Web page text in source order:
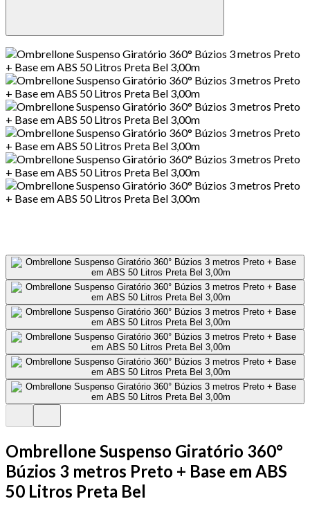
Ombrellone Suspenso Giratório 360°
Búzios 3 metros Preto + Base em ABS
50 Litros Preta Bel